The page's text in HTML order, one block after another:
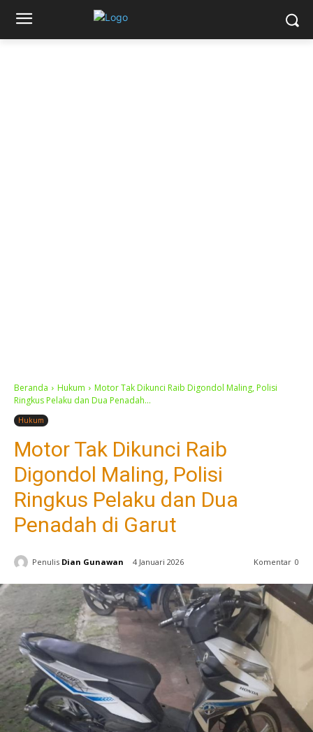
Beranda Hukum
Motor Tak Dikunci Raib Digondol Maling, Polisi
Ringkus Pelaku dan Dua Penadah...
Hukum
Motor Tak Dikunci Raib
Digondol Maling, Polisi
Ringkus Pelaku dan Dua
Penadah di Garut
Penulis Dian Gunawan 4 Januari 2026 Komentar 0